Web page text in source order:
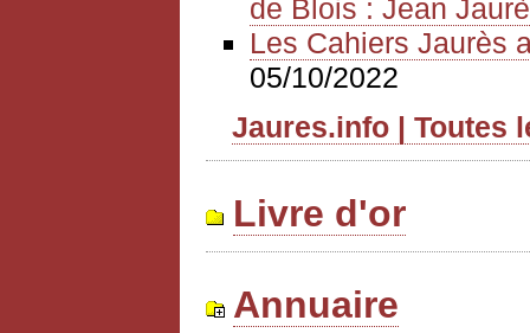
de Blois : Jean
Les Cahiers Jaurès
05/10/2022
Jaures.info | Toutes
Livre d'or
Annuaire